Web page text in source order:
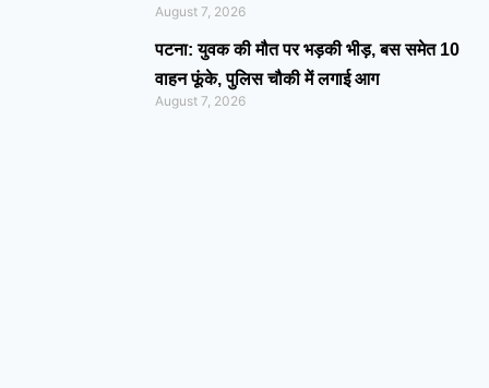
August 7, 2026
पटना: युवक की मौत पर भड़की भीड़, बस समेत 10
वाहन फूंके, पुलिस चौकी में लगाई आग
August 7, 2026